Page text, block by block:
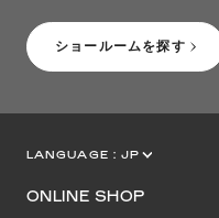
ショールームを探す
LANGUAGE : JP
ONLINE SHOP